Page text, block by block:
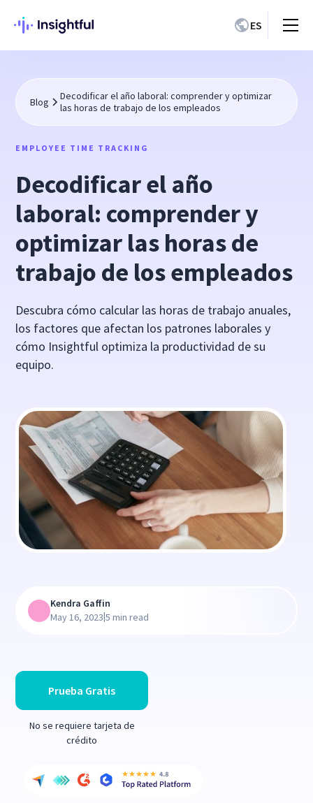
ES
Blog
Decodificar el año laboral: comprender y optimizar
las horas de trabajo de los empleados
EMPLOYEE TIME TRACKING
Decodificar el año
laboral: comprender y
optimizar las horas de
trabajo de los empleados
Descubra cómo calcular las horas de trabajo anuales,
los factores que afectan los patrones laborales y
cómo Insightful optimiza la productividad de su
equipo.
Prueba Gratis
No se requiere tarjeta de
crédito
Kendra Gaffin
May 16, 2023|5 min read